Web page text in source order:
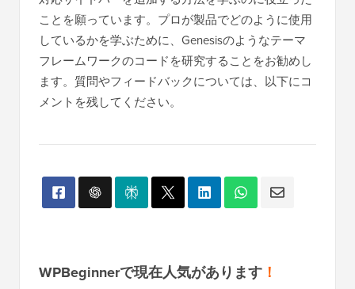
ことを願っています。プロが製品でどのように使用
しているかを学ぶために、Genesisのようなテーマ
フレームワークのコードを研究することをお勧めし
ます。質問やフィードバックについては、以下にコ
メントを残してください。
WPBeginnerで現在人気があります ！